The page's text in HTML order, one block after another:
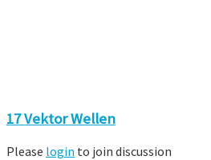
17 Vektor Wellen
Please login to join discussion